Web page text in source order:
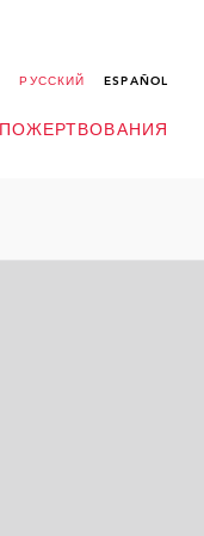
РУССКИЙ ESPAÑOL
ПОЖЕРТВОВАНИЯ